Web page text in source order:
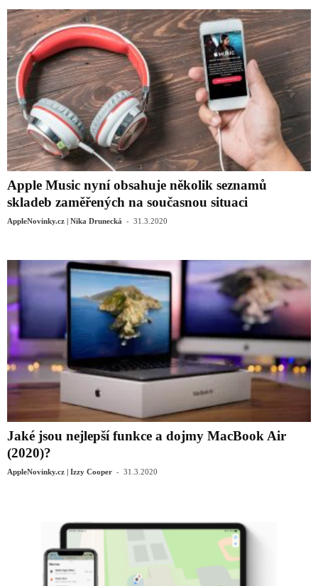
Apple Music nyní obsahuje několik seznamů
skladeb zaměřených na současnou situaci
AppleNovinky.cz | Nika Drunecká - 31.3.2020
Jaké jsou nejlepší funkce a dojmy MacBook Air
(2020)?
AppleNovinky.cz | Izzy Cooper - 31.3.2020